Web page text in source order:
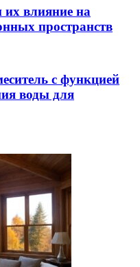
их влияние на
пространств
с функцией
воды для